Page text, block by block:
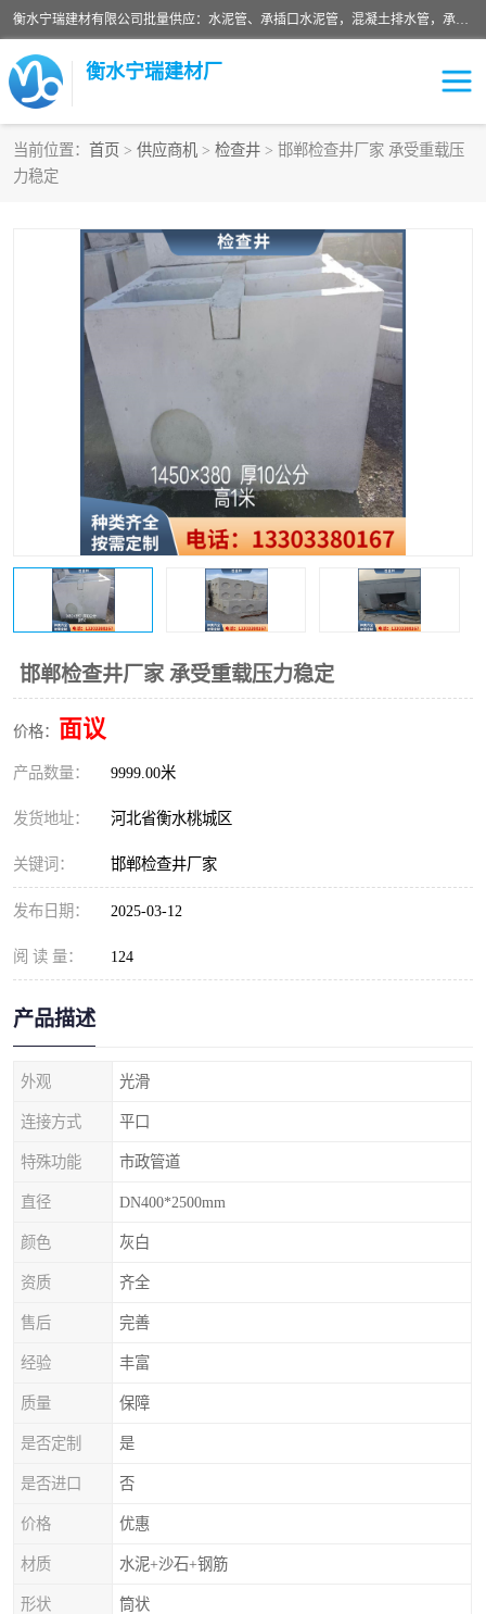
衡水宁瑞建材有限公司批量供应：水泥管、承插口水泥管，混凝土排水管，承插口水泥管，企口水泥管，钢承口水泥管，顶管，平口水泥管，水泥检查井，混凝土检查井，预制混凝土检查井，矩形检查井，圆形检查井等产品。
衡水宁瑞建材厂
当前位置： 首页 > 供应商机 > 检查井 > 邯郸检查井厂家 承受重载压
力稳定
邯郸检查井厂家 承受重载压力稳定
价格： 面议
产品数量： 9999.00米
发货地址： 河北省衡水桃城区
关键词： 邯郸检查井厂家
发布日期： 2025-03-12
阅 读 量： 124
产品描述
外观 光滑
连接方式 平口
特殊功能 市政管道
直径 DN400*2500mm
颜色 灰白
资质 齐全
售后 完善
经验 丰富
质量 保障
是否定制 是
是否进口 否
价格 优惠
材质 水泥+沙石+钢筋
形状 筒状
检查井
水泥检查井 水泥管
圆形检查井 矩形检查井
混凝土检查井 预制混凝土检查井
企口水泥管 钢承口水泥管